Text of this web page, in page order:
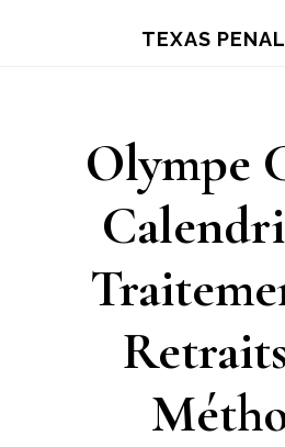
TEXAS
Olympe